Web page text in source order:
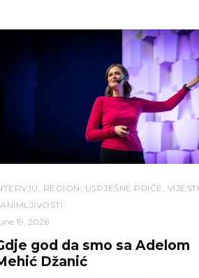
REGION USPJEŠNE PRIČE VIJESTI
19, 2026
god da smo sa Adelom
Džanić